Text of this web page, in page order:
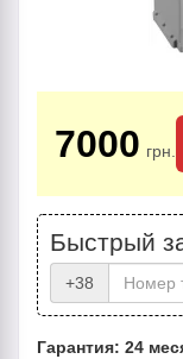
7000 грн.
Быстрый
+38
Гарантия: 24